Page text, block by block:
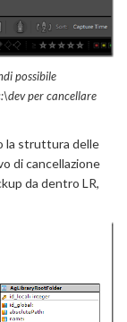
possibile
per cancellare
la struttura delle
di cancellazione
da dentro LR,